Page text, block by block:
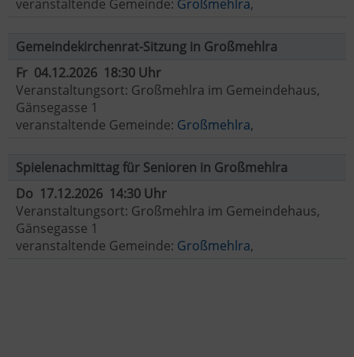
veranstaltende Gemeinde: Großmehlra,
Gemeindekirchenrat-Sitzung in Großmehlra
Fr 04.12.2026 18:30 Uhr
Veranstaltungsort: Großmehlra im Gemeindehaus,
Gänsegasse 1
veranstaltende Gemeinde: Großmehlra,
Spielenachmittag für Senioren in Großmehlra
Do 17.12.2026 14:30 Uhr
Veranstaltungsort: Großmehlra im Gemeindehaus,
Gänsegasse 1
veranstaltende Gemeinde: Großmehlra,